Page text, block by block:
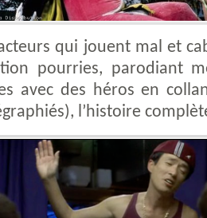
qui jouent mal et
pourries, parodiant
avec des héros en
l’histoire